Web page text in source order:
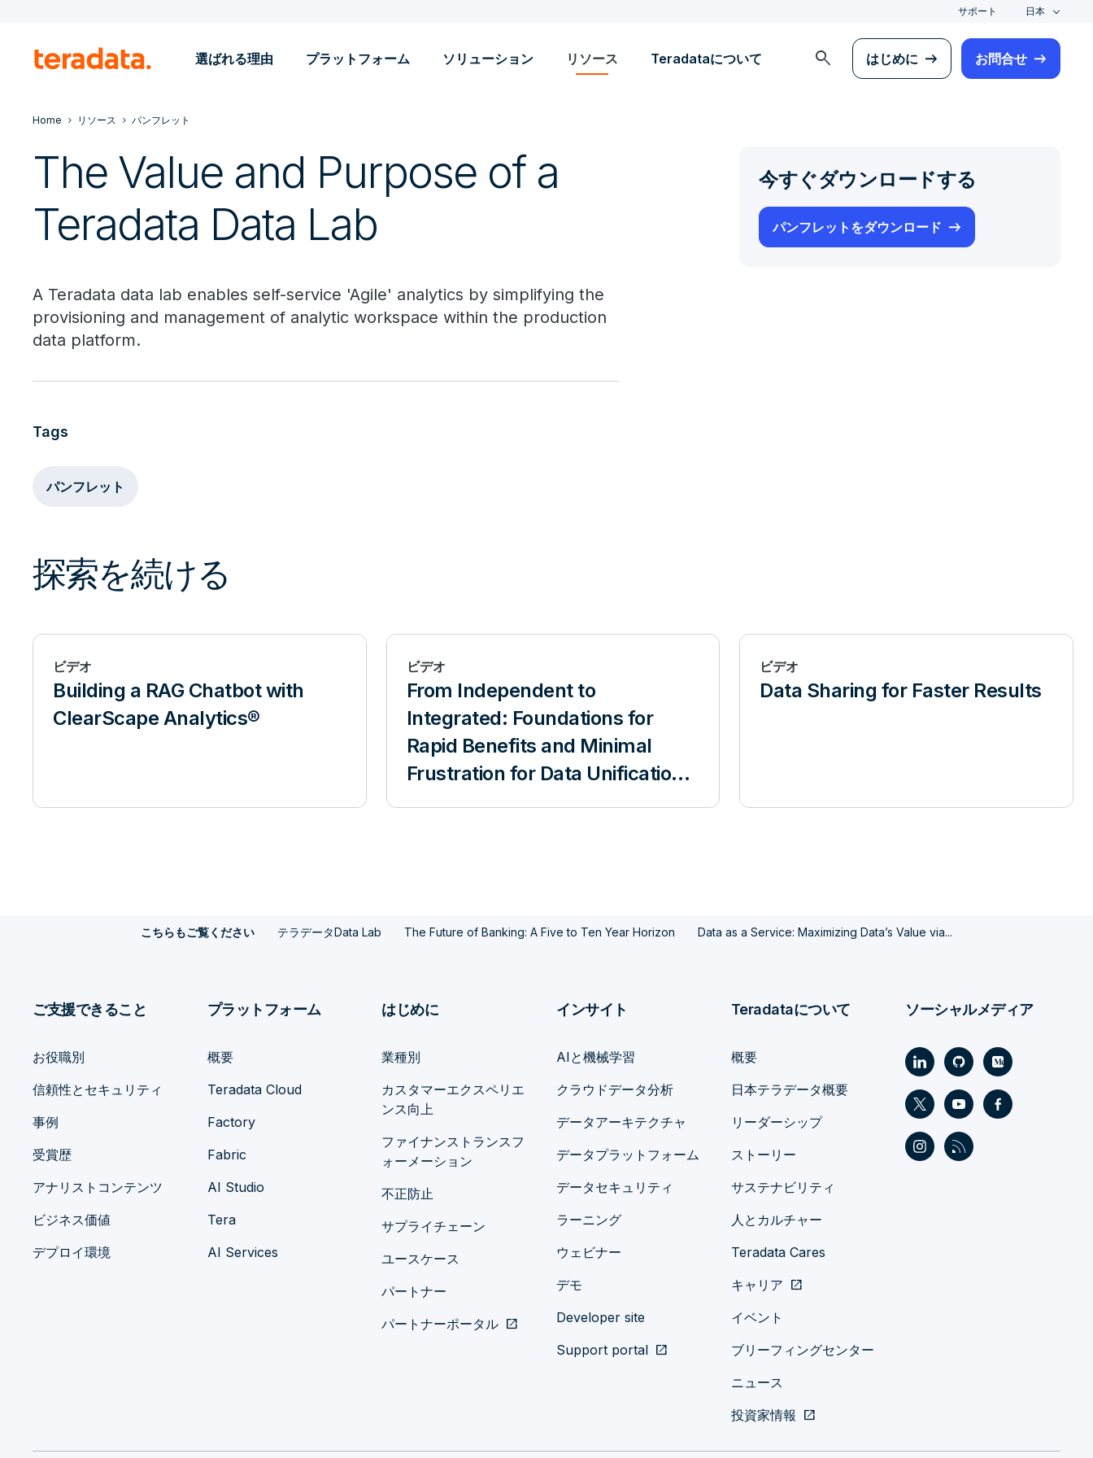
サポート 日本
選ばれる理由 プラットフォーム ソリューション リソース Teradataについて search はじめに お問合せ
Home リソース パンフレット
The Value and Purpose of a
Teradata Data Lab
A Teradata data lab enables self-service 'Agile' analytics by simplifying the
provisioning and management of analytic workspace within the production
data platform.
今すぐダウンロードする
パンフレットをダウンロード
Tags
パンフレット
探索を続ける
ビデオ
Building a RAG Chatbot with
ClearScape Analytics®
ビデオ
From Independent to
Integrated: Foundations for
Rapid Benefits and Minimal
Frustration for Data Unification
Projects
ビデオ
Data Sharing for Faster Results
こちらもご覧ください テラデータData Lab The Future of Banking: A Five to Ten Year Horizon Data as a Service: Maximizing Data’s Value via...
ご支援できること
お役職別
信頼性とセキュリティ
事例
受賞歴
アナリストコンテンツ
ビジネス価値
デプロイ環境
プラットフォーム
概要
Teradata Cloud
Factory
Fabric
AI Studio
Tera
AI Services
はじめに
業種別
カスタマーエクスペリエ
ンス向上
ファイナンストランスフ
ォーメーション
不正防止
サプライチェーン
ユースケース
パートナー
パートナーポータル open_in_new
インサイト
AIと機械学習
クラウドデータ分析
データアーキテクチャ
データプラットフォーム
データセキュリティ
ラーニング
ウェビナー
デモ
Developer site
Support portal open_in_new
Teradataについて
概要
日本テラデータ概要
リーダーシップ
ストーリー
サステナビリティ
人とカルチャー
Teradata Cares
キャリア open_in_new
イベント
ブリーフィングセンター
ニュース
投資家情報 open_in_new
ソーシャルメディア